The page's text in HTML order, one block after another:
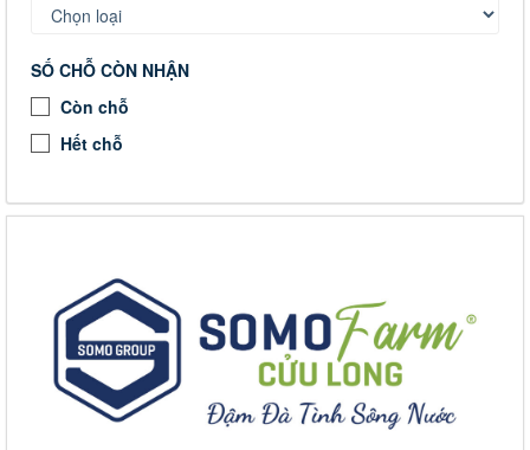
SỐ CHỖ CÒN NHẬN
Còn chỗ
Hết chỗ